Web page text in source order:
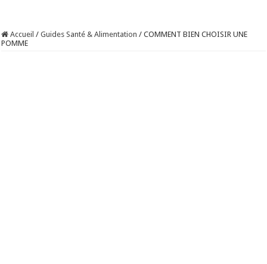
Accueil / Guides Santé & Alimentation / COMMENT BIEN CHOISIR UNE
POMME